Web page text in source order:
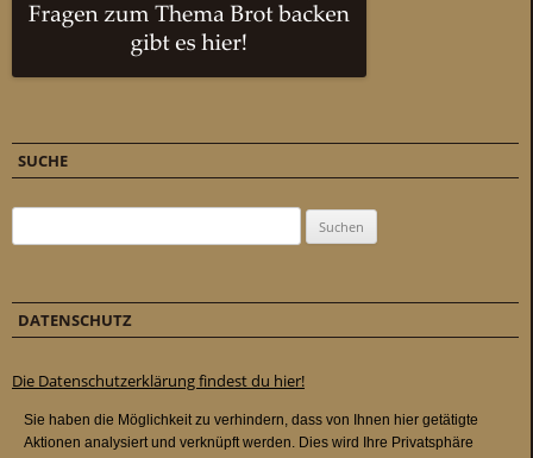
SUCHE
DATENSCHUTZ
Die Datenschutzerklärung findest du hier!